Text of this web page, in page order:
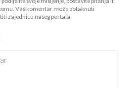
Vaš komentar može potaknuti
zajednicu našeg portala.